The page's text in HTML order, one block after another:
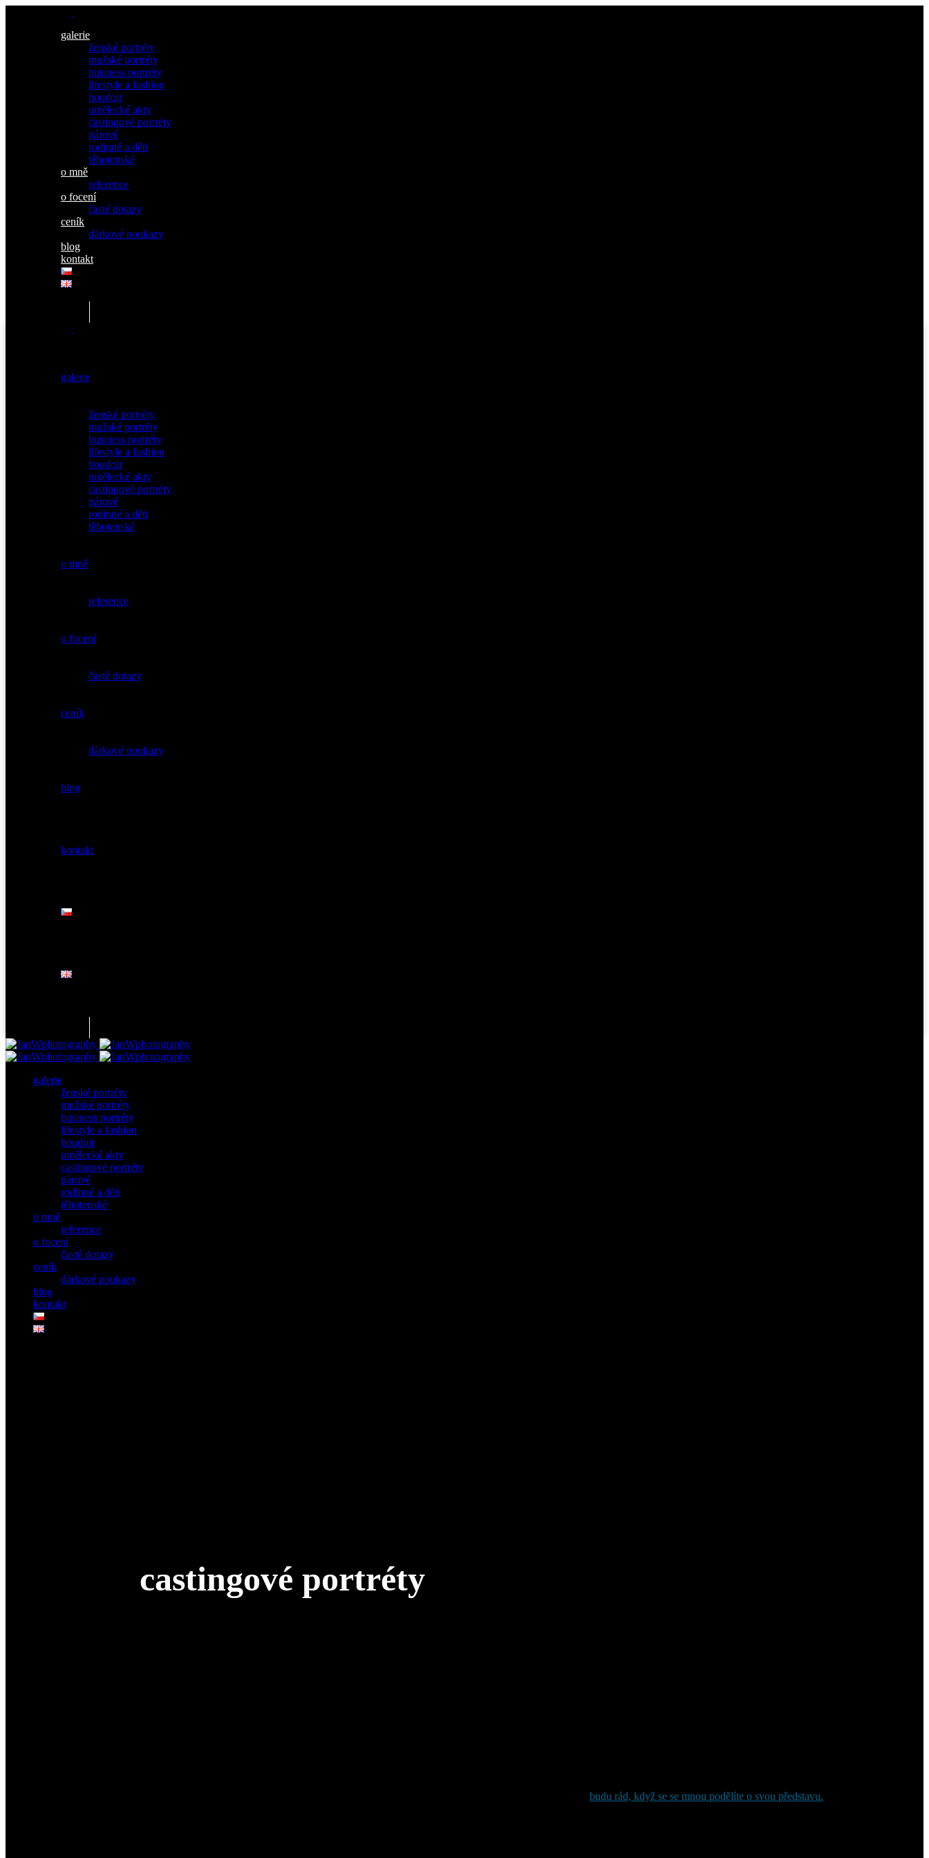
galerie
ženské portréty
mužské portréty
business portréty
lifestyle a fashion
boudoir
umělecké akty
castingové portréty
párové
rodinné a děti
těhotenské
o mně
reference
o focení
časté dotazy
ceník
dárkové poukazy
blog
kontakt
galerie
ženské portréty
mužské portréty
business portréty
lifestyle a fashion
boudoir
umělecké akty
castingové portréty
párové
rodinné a děti
těhotenské
o mně
reference
o focení
časté dotazy
ceník
dárkové poukazy
blog
kontakt
galerie
ženské portréty
mužské portréty
business portréty
lifestyle a fashion
boudoir
umělecké akty
castingové portréty
párové
rodinné a děti
těhotenské
o mně
reference
o focení
časté dotazy
ceník
dárkové poukazy
blog
kontakt
castingové portréty
budu rád, když se se mnou podělíte o svou představu.